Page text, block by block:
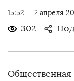
15:52 2 апреля
302
Общественная